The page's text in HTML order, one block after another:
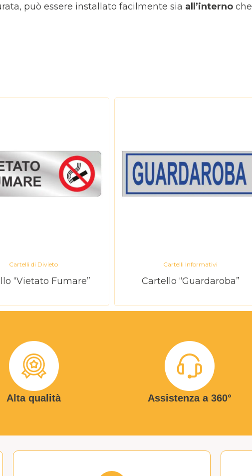
può essere installato facilmente sia all’interno che
Cartelli di Divieto
“Vietato Fumare”
Cartelli Informativi
Cartello “Guardaroba”
Alta qualità Assistenza a 360°